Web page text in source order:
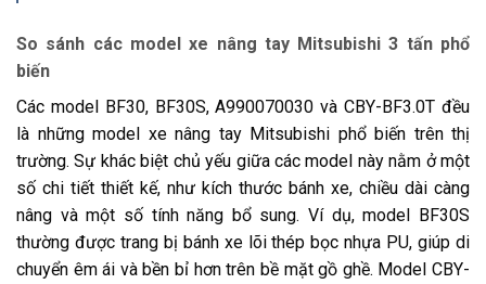
So sánh các model xe nâng tay Mitsubishi 3 tấn phổ
biến
Các model BF30, BF30S, A990070030 và CBY-BF3.0T đều
là những model xe nâng tay Mitsubishi phổ biến trên thị
trường. Sự khác biệt chủ yếu giữa các model này nằm ở một
số chi tiết thiết kế, như kích thước bánh xe, chiều dài càng
nâng và một số tính năng bổ sung. Ví dụ, model BF30S
thường được trang bị bánh xe lõi thép bọc nhựa PU, giúp di
chuyển êm ái và bền bỉ hơn trên bề mặt gồ ghề. Model CBY-